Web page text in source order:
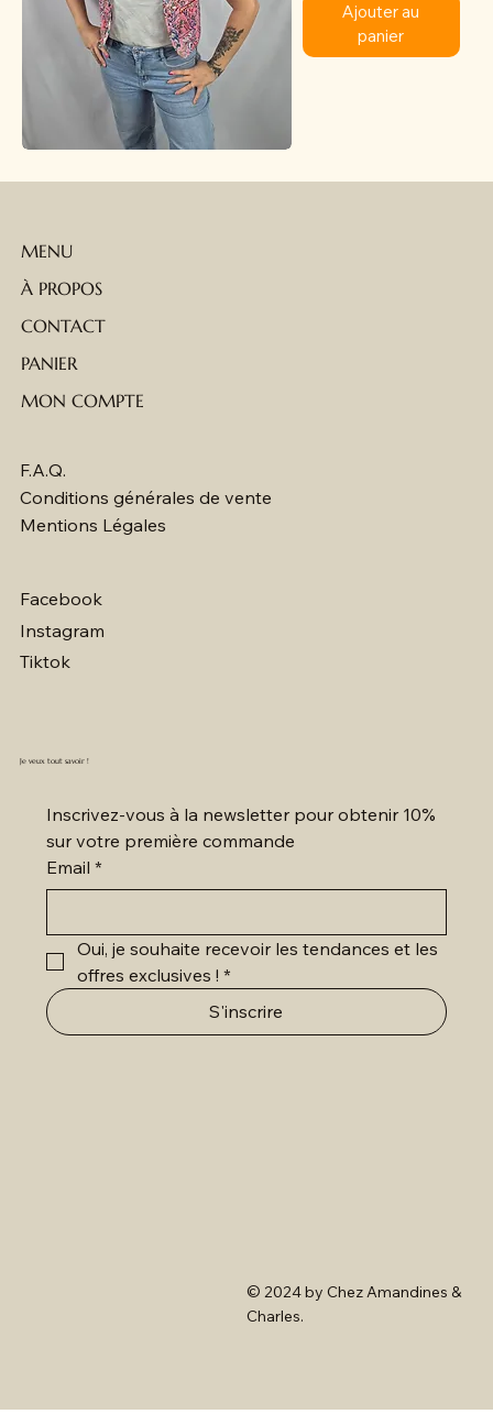
Ajouter au
panier
MENU
À PROPOS
CONTACT
PANIER
MON COMPTE
F.A.Q.
Conditions générales de vente
Mentions Légales
Facebook
Instagram
Tiktok
Je veux tout savoir !
Inscrivez-vous à la newsletter pour obtenir 10%
sur votre première commande
Email *
Oui, je souhaite recevoir les tendances et les
offres exclusives ! *
S'inscrire
© 2024 by Chez Amandines &
Charles.